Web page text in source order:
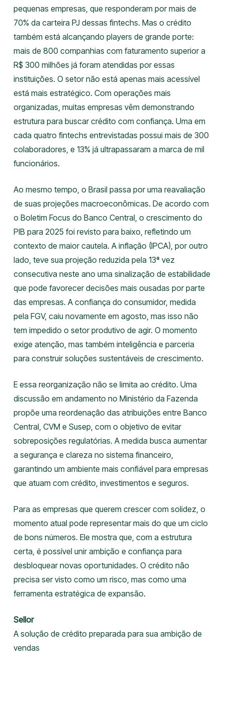
pequenas empresas, que responderam por mais de
70% da carteira PJ dessas fintechs. Mas o crédito
também está alcançando players de grande porte:
mais de 800 companhias com faturamento superior a
R$ 300 milhões já foram atendidas por essas
instituições. O setor não está apenas mais acessível
está mais estratégico. Com operações mais
organizadas, muitas empresas vêm demonstrando
estrutura para buscar crédito com confiança. Uma em
cada quatro fintechs entrevistadas possui mais de 300
colaboradores, e 13% já ultrapassaram a marca de mil
funcionários.
Ao mesmo tempo, o Brasil passa por uma reavaliação
de suas projeções macroeconômicas. De acordo com
o Boletim Focus do Banco Central, o crescimento do
PIB para 2025 foi revisto para baixo, refletindo um
contexto de maior cautela. A inflação (IPCA), por outro
lado, teve sua projeção reduzida pela 13ª vez
consecutiva neste ano uma sinalização de estabilidade
que pode favorecer decisões mais ousadas por parte
das empresas. A confiança do consumidor, medida
pela FGV, caiu novamente em agosto, mas isso não
tem impedido o setor produtivo de agir. O momento
exige atenção, mas também inteligência e parceria
para construir soluções sustentáveis de crescimento.
E essa reorganização não se limita ao crédito. Uma
discussão em andamento no Ministério da Fazenda
propõe uma reordenação das atribuições entre Banco
Central, CVM e Susep, com o objetivo de evitar
sobreposições regulatórias. A medida busca aumentar
a segurança e clareza no sistema financeiro,
garantindo um ambiente mais confiável para empresas
que atuam com crédito, investimentos e seguros.
Para as empresas que querem crescer com solidez, o
momento atual pode representar mais do que um ciclo
de bons números. Ele mostra que, com a estrutura
certa, é possível unir ambição e confiança para
desbloquear novas oportunidades. O crédito não
precisa ser visto como um risco, mas como uma
ferramenta estratégica de expansão.
Sellor
A solução de crédito preparada para sua ambição de
vendas